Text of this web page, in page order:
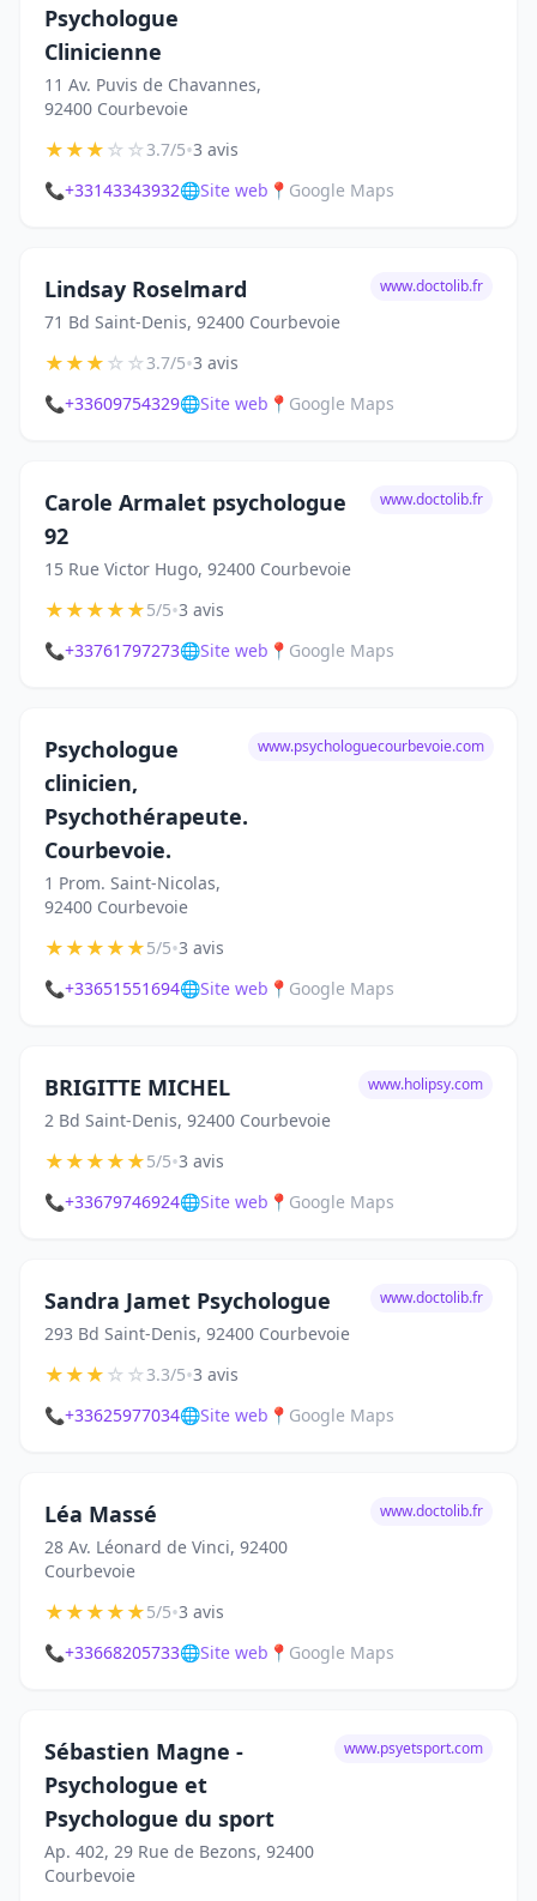
Psychologue
Clinicienne
11 Av. Puvis de Chavannes,
92400 Courbevoie
★★★☆☆3.7/5•3 avis
📞+33143343932🌐Site web 📍 Google Maps
Lindsay Roselmard
71 Bd Saint-Denis, 92400 Courbevoie
www.doctolib.fr
★★★☆☆3.7/5•3 avis
📞+33609754329🌐Site web 📍 Google Maps
Carole Armalet psychologue
92
15 Rue Victor Hugo, 92400 Courbevoie
www.doctolib.fr
★★★★★5/5•3 avis
📞+33761797273🌐Site web 📍 Google Maps
Psychologue
clinicien,
Psychothérapeute.
Courbevoie.
1 Prom. Saint-Nicolas,
92400 Courbevoie
www.psychologuecourbevoie.com
★★★★★5/5•3 avis
📞+33651551694🌐Site web 📍 Google Maps
BRIGITTE MICHEL
2 Bd Saint-Denis, 92400 Courbevoie
www.holipsy.com
★★★★★5/5•3 avis
📞+33679746924🌐Site web 📍 Google Maps
Sandra Jamet Psychologue
293 Bd Saint-Denis, 92400 Courbevoie
www.doctolib.fr
★★★☆☆3.3/5•3 avis
📞+33625977034🌐Site web 📍 Google Maps
Léa Massé
28 Av. Léonard de Vinci, 92400
Courbevoie
www.doctolib.fr
★★★★★5/5•3 avis
📞+33668205733🌐Site web 📍 Google Maps
Sébastien Magne -
Psychologue et
Psychologue du sport
Ap. 402, 29 Rue de Bezons, 92400
Courbevoie
www.psyetsport.com